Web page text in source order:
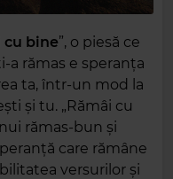
cu bine”, o piesă ce
rămas e speranța
ta, într-un mod la
și tu. „Rămâi cu
rămas-bun și
care rămâne
versurilor și